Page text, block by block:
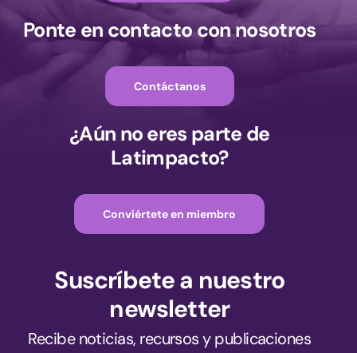
Ponte en contacto con nosotros
Contáctanos
¿Aún no eres parte de
Latimpacto?
Conviértete en miembro
Suscríbete a nuestro
newsletter
Recibe noticias, recursos y publicaciones